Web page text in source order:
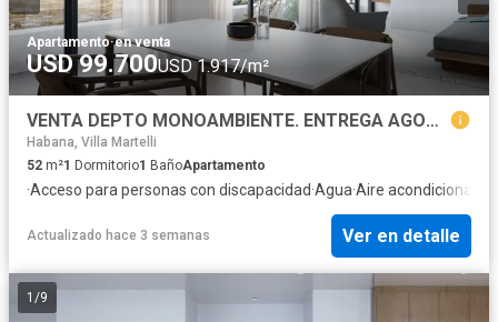
Apartamento·en venta
USD 99.700USD 1.917/m²
VENTA DEPTO MONOAMBIENTE. ENTREGA AGOSTO 2027. FINANCIACIÓN
Habana, Villa Martelli
52 m²1 Dormitorio1 BañoApartamento
·Acceso para personas con discapacidad·Agua·Aire acondicionado
Actualizado hace 3 semanas Ver en detalle
1 /9